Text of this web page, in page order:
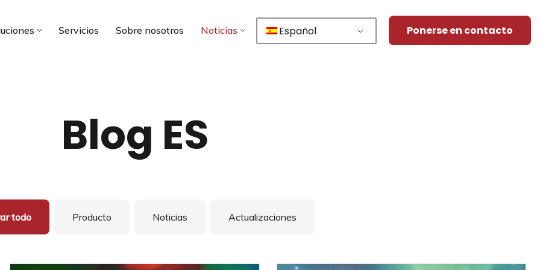
Servicios Sobre nosotros Noticias Español Ponerse en contacto
Blog ES
todo Producto Noticias Actualizaciones